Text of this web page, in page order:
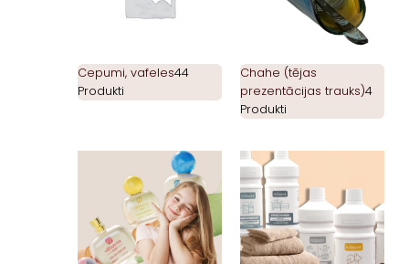
Cepumi, vafeles44
Produkti
Chahe (tējas
prezentācijas trauks)4
Produkti